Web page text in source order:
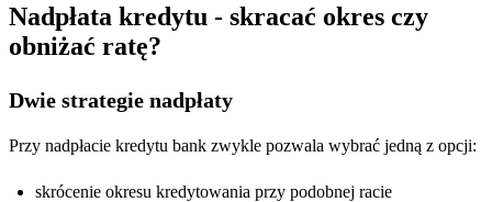
Nadpłata kredytu - skracać okres czy
obniżać ratę?
Dwie strategie nadpłaty
Przy nadpłacie kredytu bank zwykle pozwala wybrać jedną z opcji:
skrócenie okresu kredytowania przy podobnej racie